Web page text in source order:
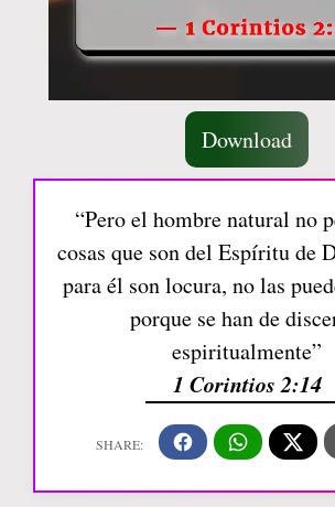
Download
“Pero el hombre natural no
cosas que son del Espíritu de
para él son locura, no las
porque se han de
espiritualmente”
1 Corintios 2:14